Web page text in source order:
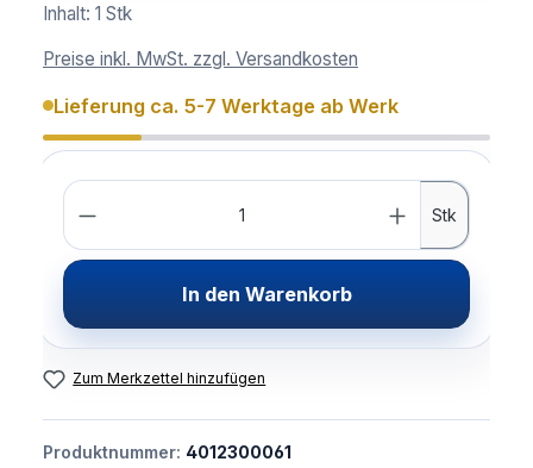
Inhalt: 1 Stk
Preise inkl. MwSt. zzgl. Versandkosten
Lieferung ca. 5-7 Werktage ab Werk
Anzahl
Stk
In den Warenkorb
Zum Merkzettel hinzufügen
Produktnummer: 4012300061